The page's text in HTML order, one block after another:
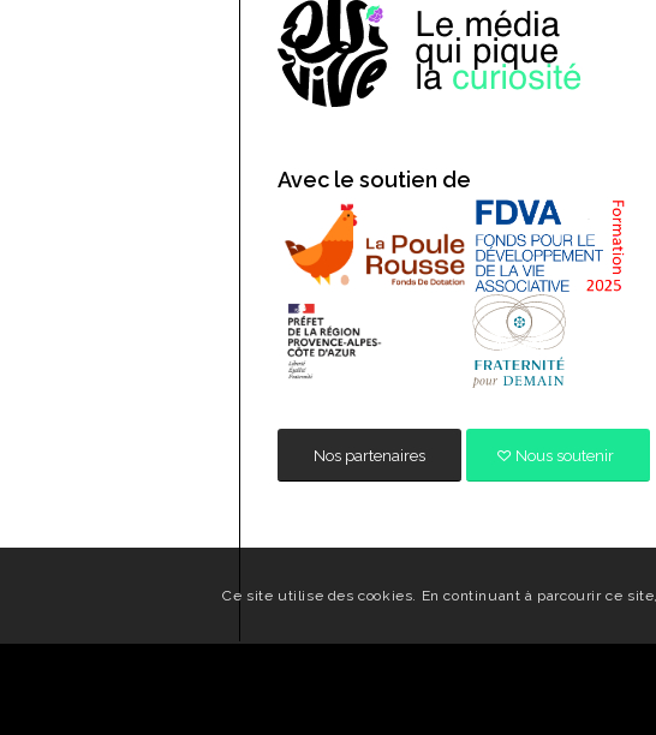
Avec le soutien de
Nos partenaires Nous soutenir
Ce site utilise des cookies. En continuant à parcourir ce